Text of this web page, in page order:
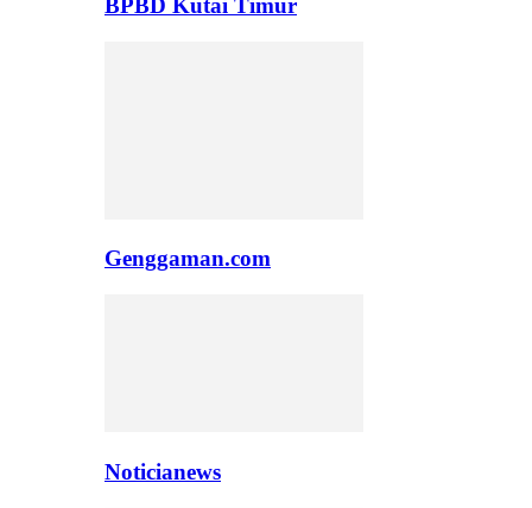
BPBD Kutai Timur
Genggaman.com
Noticianews